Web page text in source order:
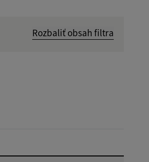
Rozbaliť obsah filtra